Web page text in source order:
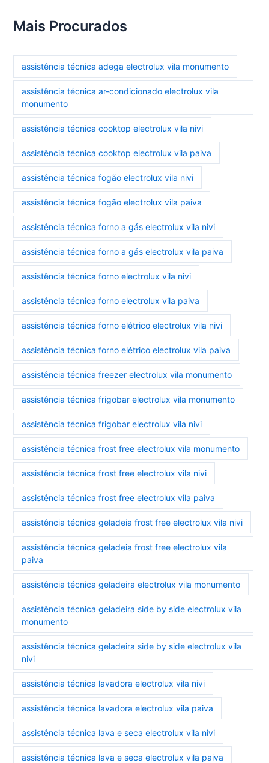
Mais Procurados
assistência técnica adega electrolux vila monumento
assistência técnica ar-condicionado electrolux vila
monumento
assistência técnica cooktop electrolux vila nivi
assistência técnica cooktop electrolux vila paiva
assistência técnica fogão electrolux vila nivi
assistência técnica fogão electrolux vila paiva
assistência técnica forno a gás electrolux vila nivi
assistência técnica forno a gás electrolux vila paiva
assistência técnica forno electrolux vila nivi
assistência técnica forno electrolux vila paiva
assistência técnica forno elétrico electrolux vila nivi
assistência técnica forno elétrico electrolux vila paiva
assistência técnica freezer electrolux vila monumento
assistência técnica frigobar electrolux vila monumento
assistência técnica frigobar electrolux vila nivi
assistência técnica frost free electrolux vila monumento
assistência técnica frost free electrolux vila nivi
assistência técnica frost free electrolux vila paiva
assistência técnica geladeia frost free electrolux vila nivi
assistência técnica geladeia frost free electrolux vila
paiva
assistência técnica geladeira electrolux vila monumento
assistência técnica geladeira side by side electrolux vila
monumento
assistência técnica geladeira side by side electrolux vila
nivi
assistência técnica lavadora electrolux vila nivi
assistência técnica lavadora electrolux vila paiva
assistência técnica lava e seca electrolux vila nivi
assistência técnica lava e seca electrolux vila paiva